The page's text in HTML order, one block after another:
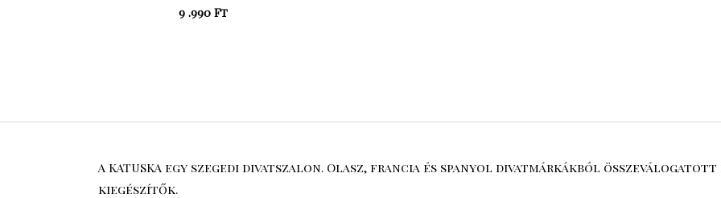
9 .990 Ft
A KATUSKA egy szegedi divatszalon. Olasz, francia és spanyol divatmárkákból
kiegészítők.